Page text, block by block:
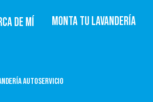
DE MÍ MONTA TU LAVANDERÍA
AUTOSERVICIO